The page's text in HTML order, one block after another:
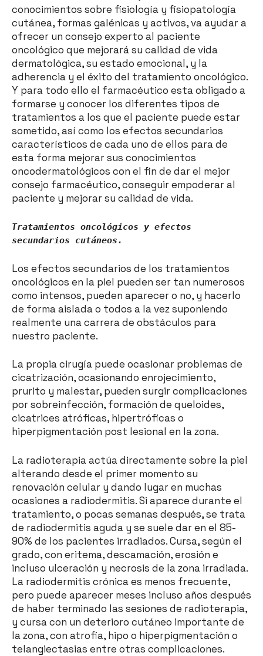
conocimientos sobre fisiología y fisiopatología
cutánea, formas galénicas y activos, va ayudar a
ofrecer un consejo experto al paciente
oncológico que mejorará su calidad de vida
dermatológica, su estado emocional, y la
adherencia y el éxito del tratamiento oncológico.
Y para todo ello el farmacéutico esta obligado a
formarse y conocer los diferentes tipos de
tratamientos a los que el paciente puede estar
sometido, así como los efectos secundarios
característicos de cada uno de ellos para de
esta forma mejorar sus conocimientos
oncodermatológicos con el fin de dar el mejor
consejo farmacéutico, conseguir empoderar al
paciente y mejorar su calidad de vida.
Tratamientos oncológicos y efectos
secundarios cutáneos.
Los efectos secundarios de los tratamientos
oncológicos en la piel pueden ser tan numerosos
como intensos, pueden aparecer o no, y hacerlo
de forma aislada o todos a la vez suponiendo
realmente una carrera de obstáculos para
nuestro paciente.
La propia cirugía puede ocasionar problemas de
cicatrización, ocasionando enrojecimiento,
prurito y malestar, pueden surgir complicaciones
por sobreinfección, formación de queloides,
cicatrices atróficas, hipertróficas o
hiperpigmentación post lesional en la zona.
La radioterapia actúa directamente sobre la piel
alterando desde el primer momento su
renovación celular y dando lugar en muchas
ocasiones a radiodermitis. Si aparece durante el
tratamiento, o pocas semanas después, se trata
de radiodermitis aguda y se suele dar en el 85-
90% de los pacientes irradiados. Cursa, según el
grado, con eritema, descamación, erosión e
incluso ulceración y necrosis de la zona irradiada.
La radiodermitis crónica es menos frecuente,
pero puede aparecer meses incluso años después
de haber terminado las sesiones de radioterapia,
y cursa con un deterioro cutáneo importante de
la zona, con atrofia, hipo o hiperpigmentación o
telangiectasias entre otras complicaciones.